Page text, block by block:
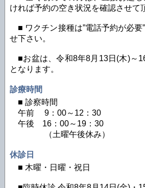
ければ予約の空き状況を確認させて
■ ワクチン接種は”電話予約が必要
せ下さい。
■お盆は、令和8年8月13日(木)～
となります。
診療時間
■ 診察時間
午前 9：00～12：30
午後 16：00～19：30
（土曜午後休み）
休診日
■ 木曜・日曜・祝日